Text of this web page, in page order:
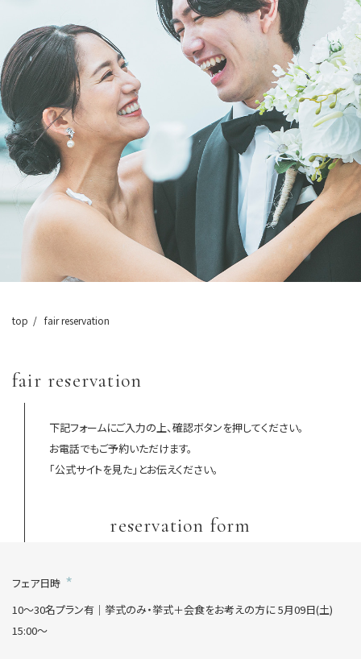
top fair reservation
fair reservation
下記フォームにご入力の上、確認ボタンを押してください。
お電話でもご予約いただけます。
「公式サイトを見た」とお伝えください。
reservation form
フェア日時 *
10～30名プラン有│挙式のみ・挙式＋会食をお考えの方に5月09日(土)
15:00～